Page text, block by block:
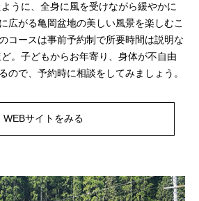
うに、全身に風を受けながら緩やかに
広がる亀岡盆地の美しい風景を楽しむこ
コースは事前予約制で所要時間は説明な
。子どもからお年寄り、身体が不自由
ので、予約時に相談をしてみましょう。
WEBサイトをみる